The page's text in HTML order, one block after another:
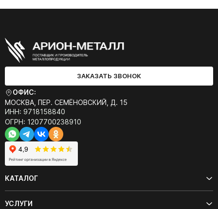
ЗАКАЗАТЬ ЗВОНОК
ОФИС:
МОСКВА, ПЕР. СЕМЁНОВСКИЙ, Д. 15
ИНН: 9718158840
ОГРН: 1207700238910
КАТАЛОГ
УСЛУГИ